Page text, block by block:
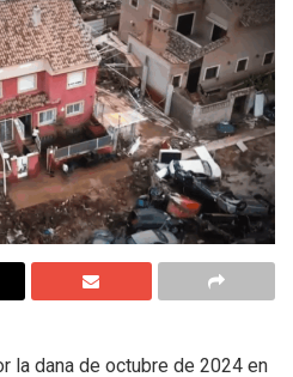
la dana de octubre de 2024 en